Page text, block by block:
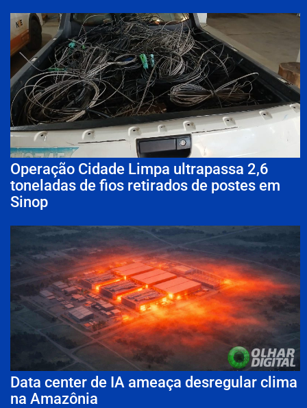
Operação Cidade Limpa ultrapassa 2,6
toneladas de fios retirados de postes em
Sinop
Data center de IA ameaça desregular clima
na Amazônia